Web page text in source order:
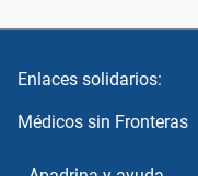
Enlaces solidarios:
Médicos sin Fronteras